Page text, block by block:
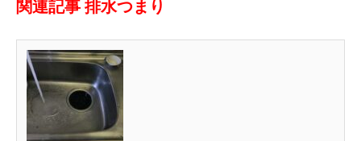
関連記事 排水つまり